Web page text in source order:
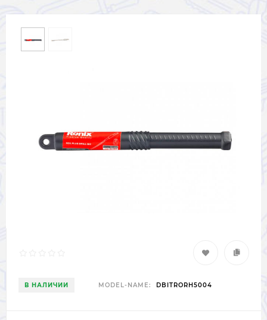
В НАЛИЧИИ MODEL-NAME: DBITRORH5004